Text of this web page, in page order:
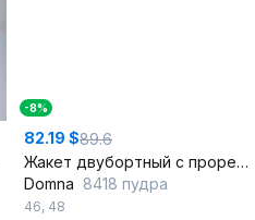
-8%
82.19 $89.6
Жакет двубортный с прорезными карманами и клеткой
Domna 8418 пудра
46, 48